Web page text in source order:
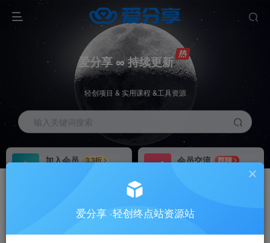
爱分享 ∞ 持续更新
轻创项目 & 实用课程 &工具资源
输入关键词搜索
加入会员
3.3折
会员交流
群聊
推广返佣高达70%
24小时自动赚钱
爱分享 ·轻创终点站资源站